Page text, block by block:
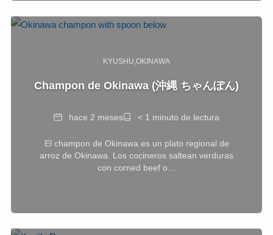
KYUSHU OKINAWA
Champon de Okinawa (沖縄 ちゃんぽん)
Fechahace 2 mesesTiempo
lectura
< 1 minuto de lectura
El champon de Okinawa es un plato regional de
arroz de Okinawa. Los cocineros saltean verduras
con corned beef o…